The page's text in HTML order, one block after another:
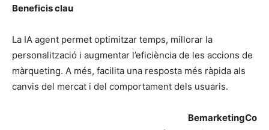
Beneficis clau
La IA agent permet optimitzar temps, millorar la
personalització i augmentar l’eficiència de les accions de
màrqueting. A més, facilita una resposta més ràpida als
canvis del mercat i del comportament dels usuaris.
BemarketingCo